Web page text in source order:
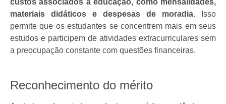
custos associados à educação, como mensalidades,
materiais didáticos e despesas de moradia. Isso
permite que os estudantes se concentrem mais em seus
estudos e participem de atividades extracurriculares sem
a preocupação constante com questões financeiras.
Reconhecimento do mérito